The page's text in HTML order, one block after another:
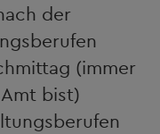
der
(immer
bist)